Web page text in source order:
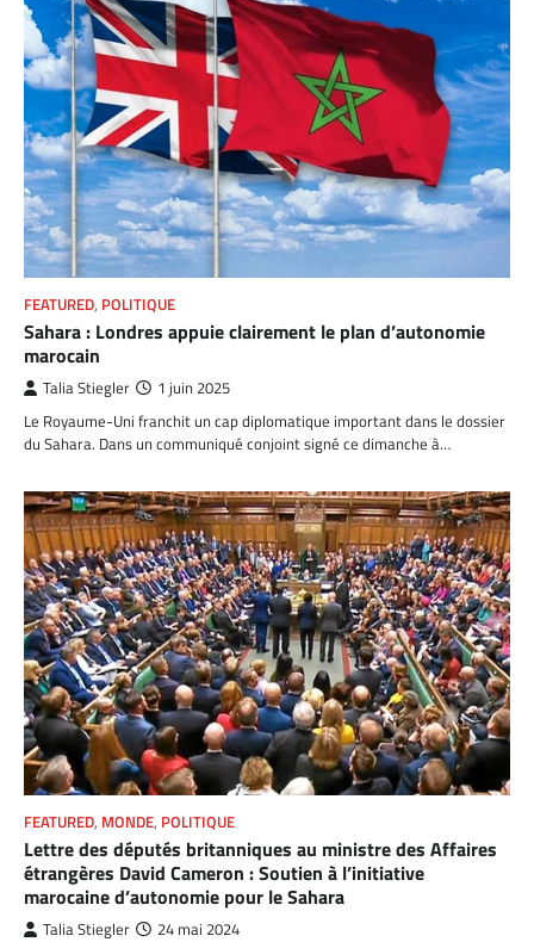
FEATURED, POLITIQUE
Sahara : Londres appuie clairement le plan d’autonomie
marocain
Talia Stiegler 1 juin 2025
Le Royaume-Uni franchit un cap diplomatique important dans le dossier
du Sahara. Dans un communiqué conjoint signé ce dimanche à…
FEATURED, MONDE, POLITIQUE
Lettre des députés britanniques au ministre des Affaires
étrangères David Cameron : Soutien à l’initiative
marocaine d’autonomie pour le Sahara
Talia Stiegler 24 mai 2024